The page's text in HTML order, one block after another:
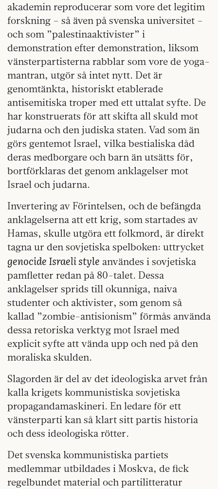
akademin reproducerar som vore det legitim
forskning – så även på svenska universitet –
och som ”palestinaaktivister” i
demonstration efter demonstration, liksom
vänsterpartisterna rabblar som vore de yoga-
mantran, utgör så intet nytt. Det är
genomtänkta, historiskt etablerade
antisemitiska troper med ett uttalat syfte. De
har konstruerats för att skifta all skuld mot
judarna och den judiska staten. Vad som än
görs gentemot Israel, vilka bestialiska dåd
deras medborgare och barn än utsätts för,
bortförklaras det genom anklagelser mot
Israel och judarna.
Invertering av Förintelsen, och de befängda
anklagelserna att ett krig, som startades av
Hamas, skulle utgöra ett folkmord, är direkt
tagna ur den sovjetiska spelboken: uttrycket
genocide Israeli style användes i sovjetiska
pamfletter redan på 80-talet. Dessa
anklagelser sprids till okunniga, naiva
studenter och aktivister, som genom så
kallad ”zombie-antisionism” förmås använda
dessa retoriska verktyg mot Israel med
explicit syfte att vända upp och ned på den
moraliska skulden.
Slagorden är del av det ideologiska arvet från
kalla krigets kommunistiska sovjetiska
propagandamaskineri. En ledare för ett
vänsterparti kan så klart sitt partis historia
och dess ideologiska rötter.
Det svenska kommunistiska partiets
medlemmar utbildades i Moskva, de fick
regelbundet material och partilitteratur